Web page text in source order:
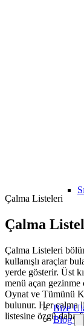
Bize
Blog
Çalma Listeleri
Çalma
Çalma Listeleri
kullanışlı araçlar
yerde gösterir. Üst
menü açan
Oynat ve Tümünü
bulunur. Her çalma
listesine özgü daha